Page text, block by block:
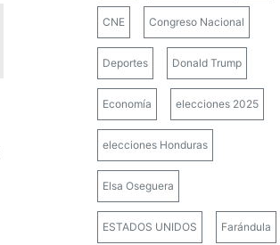
CNE Congreso Nacional
Deportes Donald Trump
Economía elecciones 2025
elecciones Honduras
Elsa Oseguera
ESTADOS UNIDOS Farándula